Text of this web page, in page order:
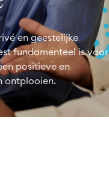
en geestelijke
fundamenteel is voor
positieve en
ontplooien.